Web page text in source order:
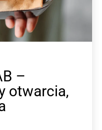
–
otwarcia,